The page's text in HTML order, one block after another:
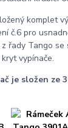
komplet
č.6 pro
řady Tango
vypínače.
je složen ze